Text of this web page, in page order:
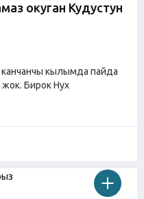
окуган Кудустун
кылымда пайда
Бирок Нух